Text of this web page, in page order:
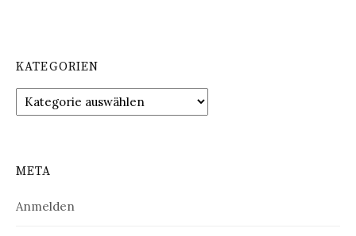
KATEGORIEN
Kategorien
META
Anmelden